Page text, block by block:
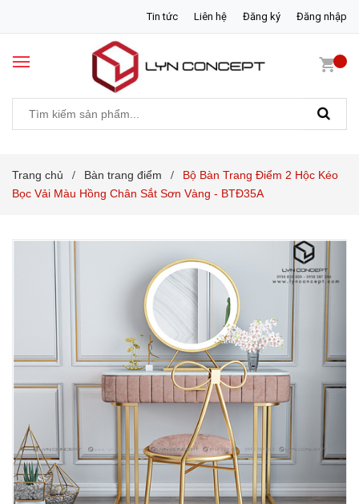
Tin tức Liên hệ Đăng ký Đăng nhập
Trang chủ / Bàn trang điểm /
Bộ Bàn Trang Điểm 2 Hộc Kéo
Bọc Vải Màu Hồng Chân Sắt Sơn Vàng - BTĐ35A